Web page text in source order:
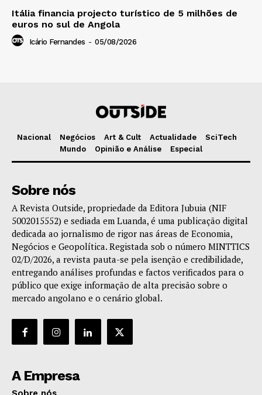
Itália financia projecto turístico de 5 milhões de
euros no sul de Angola
Icário Fernandes - 05/08/2026
Nacional Negócios Art & Cult Actualidade
SciTech
Mundo
Opinião e Análise Especial
Sobre nós
A Revista Outside, propriedade da Editora Jubuia (NIF
5002015552) e sediada em Luanda, é uma publicação digital
dedicada ao jornalismo de rigor nas áreas de Economia,
Negócios e Geopolítica. Registada sob o número MINTTICS
02/D/2026, a revista pauta-se pela isenção e credibilidade,
entregando análises profundas e factos verificados para o
público que exige informação de alta precisão sobre o
mercado angolano e o cenário global.
A Empresa